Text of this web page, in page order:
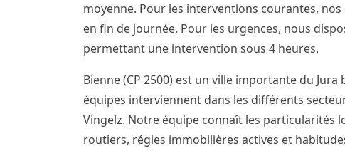
moyenne. Pour les interventions courantes,
en fin de journée. Pour les urgences, nous
permettant une intervention sous 4 heures.
Bienne (CP 2500) est un ville importante du
équipes interviennent dans les différents
Vingelz. Notre équipe connaît les particularités
routiers, régies immobilières actives et